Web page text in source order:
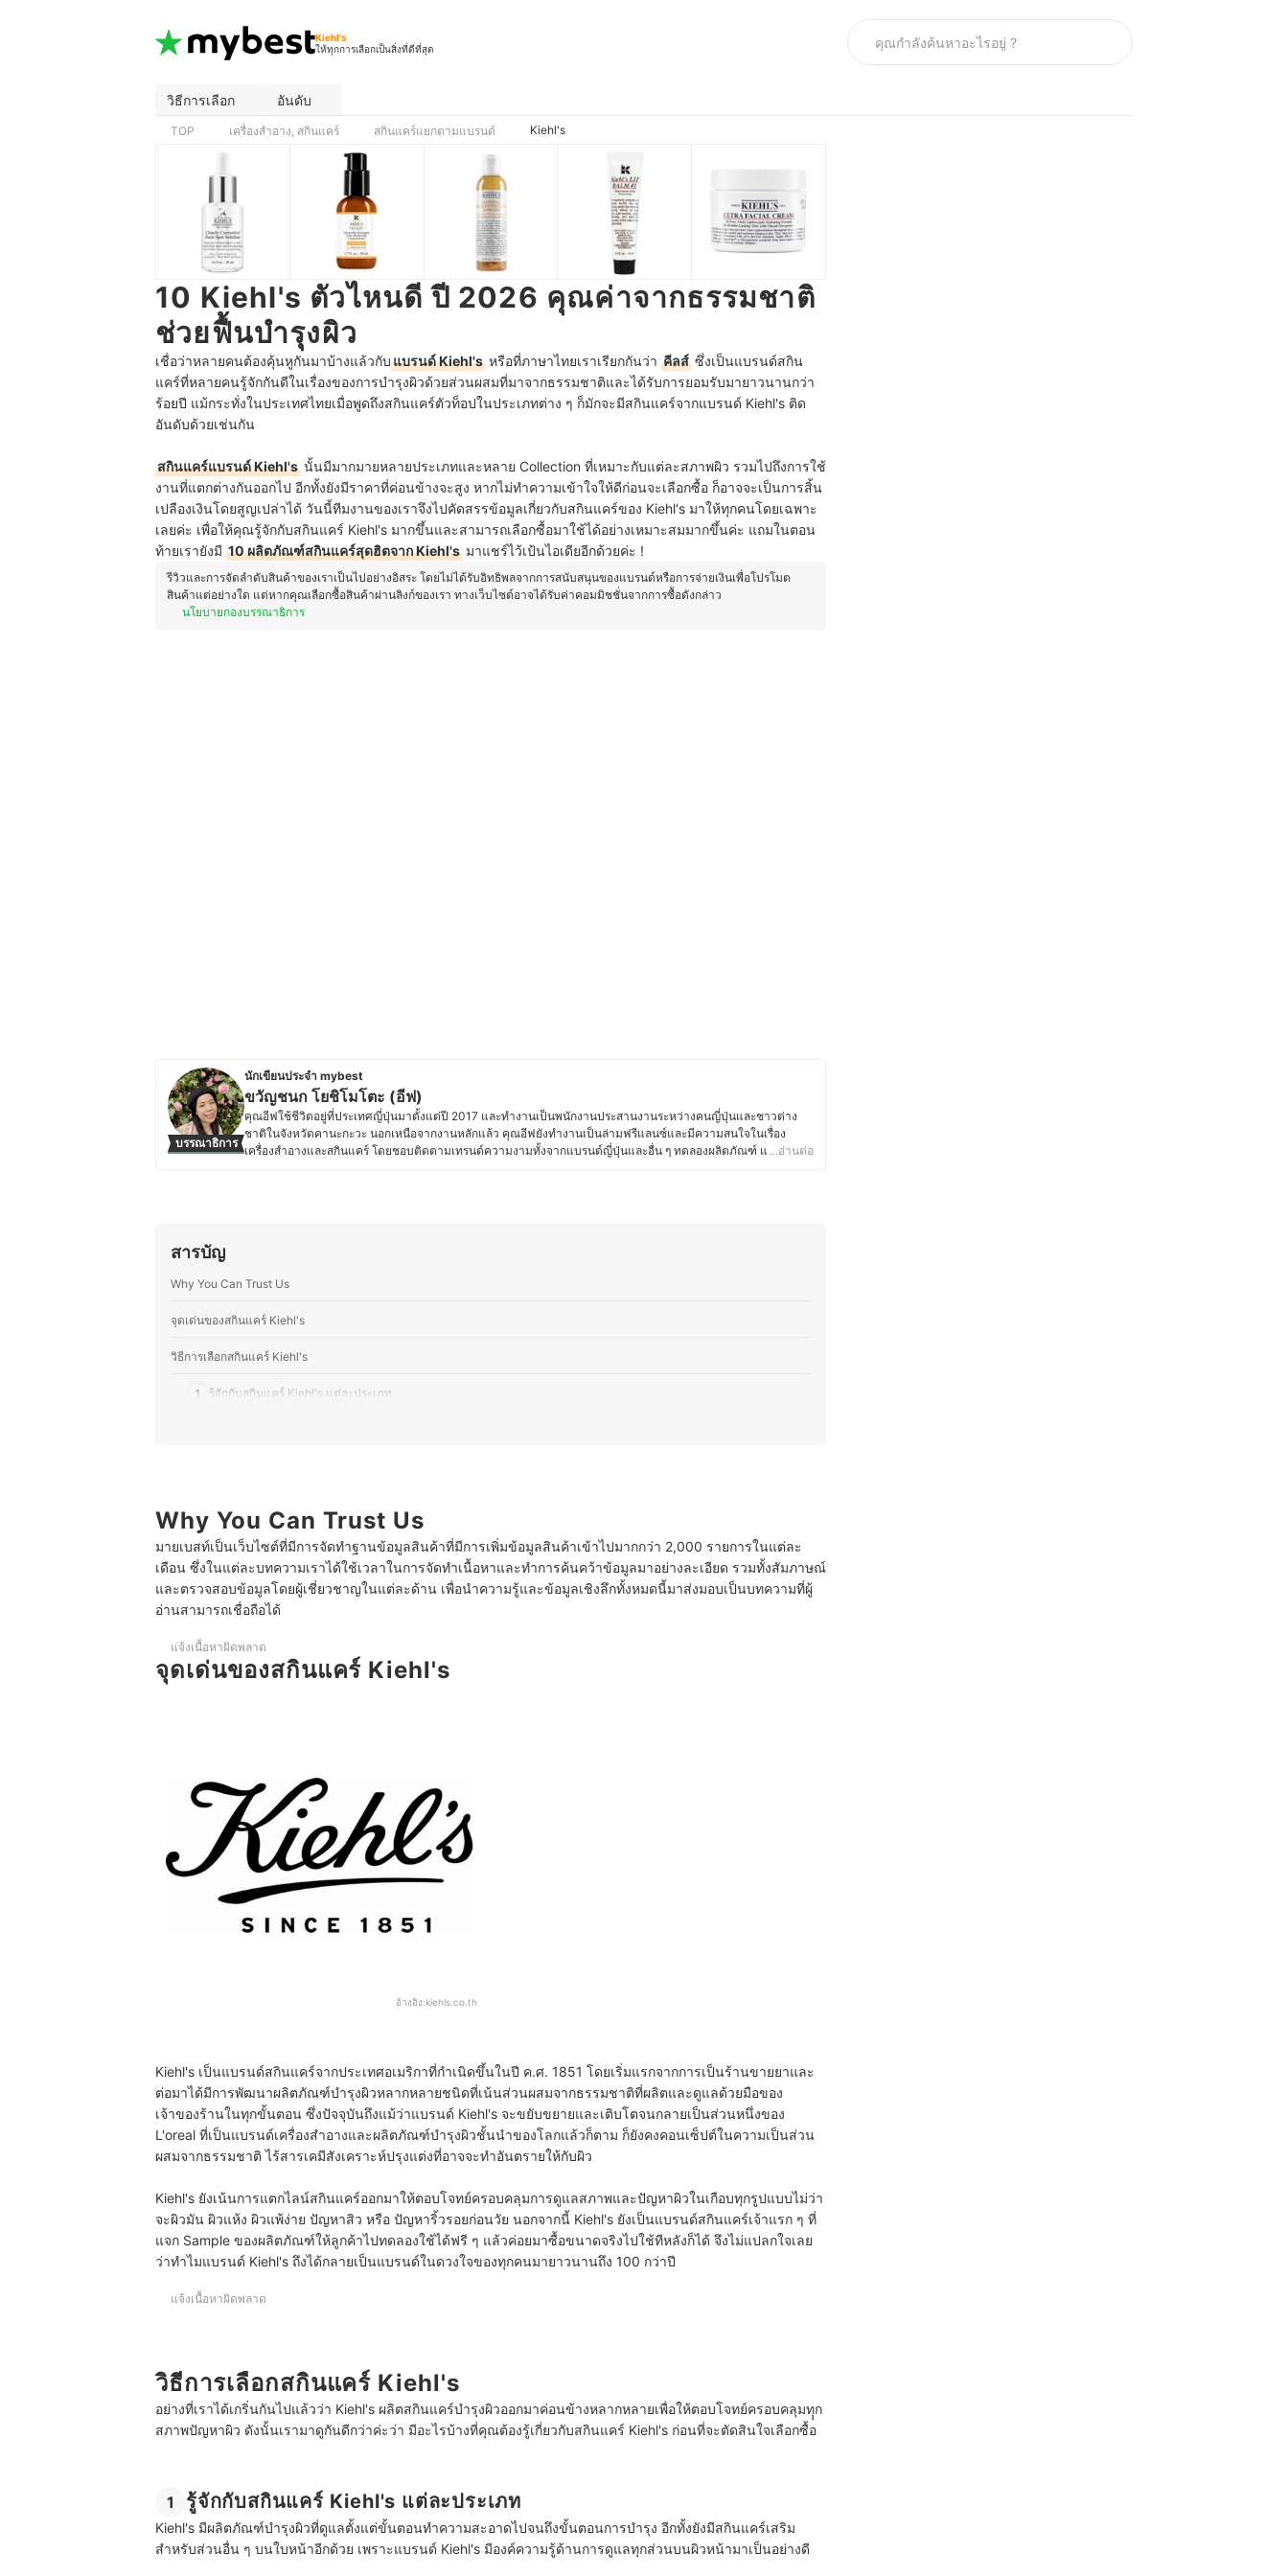
Kiehl's
ให้ทุกการเลือกเป็นสิ่งที่ดีที่สุด
วิธีการเลือก อันดับ
TOP เครื่องสำอาง, สกินแคร์ สกินแคร์แยกตามแบรนด์ Kiehl's
10 Kiehl's ตัวไหนดี ปี 2026 คุณค่าจากธรรมชาติ
ช่วยฟื้นบำรุงผิว
เชื่อว่าหลายคนต้องคุ้นหูกันมาบ้างแล้วกับแบรนด์ Kiehl's หรือที่ภาษาไทยเราเรียกกันว่า คีลส์ ซึ่งเป็นแบรนด์สกิน
แคร์ที่หลายคนรู้จักกันดีในเรื่องของการบำรุงผิวด้วยส่วนผสมที่มาจากธรรมชาติและได้รับการยอมรับมายาวนานกว่า
ร้อยปี แม้กระทั่งในประเทศไทยเมื่อพูดถึงสกินแคร์ตัวท็อปในประเภทต่าง ๆ ก็มักจะมีสกินแคร์จากแบรนด์ Kiehl's ติด
อันดับด้วยเช่นกัน
สกินแคร์แบรนด์ Kiehl's นั้นมีมากมายหลายประเภทและหลาย Collection ที่เหมาะกับแต่ละสภาพผิว รวมไปถึงการใช้
งานที่แตกต่างกันออกไป อีกทั้งยังมีราคาที่ค่อนข้างจะสูง หากไม่ทำความเข้าใจให้ดีก่อนจะเลือกซื้อ ก็อาจจะเป็นการสิ้น
เปลืองเงินโดยสูญเปล่าได้ วันนี้ทีมงานของเราจึงไปคัดสรรข้อมูลเกี่ยวกับสกินแคร์ของ Kiehl's มาให้ทุกคนโดยเฉพาะ
เลยค่ะ เพื่อให้คุณรู้จักกับสกินแคร์ Kiehl's มากขึ้นและสามารถเลือกซื้อมาใช้ได้อย่างเหมาะสมมากขึ้นค่ะ แถมในตอน
ท้ายเรายังมี 10 ผลิตภัณฑ์สกินแคร์สุดฮิตจาก Kiehl's มาแชร์ไว้เป้นไอเดียอีกด้วยค่ะ !
รีวิวและการจัดลำดับสินค้าของเราเป็นไปอย่างอิสระ โดยไม่ได้รับอิทธิพลจากการสนับสนุนของแบรนด์หรือการจ่ายเงินเพื่อโปรโมต
สินค้าแต่อย่างใด แต่หากคุณเลือกซื้อสินค้าผ่านลิงก์ของเรา ทางเว็บไซต์อาจได้รับค่าคอมมิชชั่นจากการซื้อดังกล่าว
นโยบายกองบรรณาธิการ
บรรณาธิการ
นักเขียนประจำ mybest
ขวัญชนก โยชิโมโตะ (อีฟ)
คุณอีฟใช้ชีวิตอยู่ที่ประเทศญี่ปุ่นมาตั้งแต่ปี 2017 และทำงานเป็นพนักงานประสานงานระหว่างคนญี่ปุ่นและชาวต่าง
ชาติในจังหวัดคานะกะวะ นอกเหนือจากงานหลักแล้ว คุณอีฟยังทำงานเป็นล่ามฟรีแลนซ์และมีความสนใจในเรื่อง
เครื่องสำอางและสกินแคร์ โดยชอบติดตามเทรนด์ความงามทั้งจากแบรนด์ญี่ปุ่นและอื่น ๆ ทดลองผลิตภัณฑ์ และอ่าน
ประวัติของ ขวัญชนก โยชิโมโตะ (อีฟ)
…อ่านต่อ
สารบัญ
Why You Can Trust Us
จุดเด่นของสกินแคร์ Kiehl's
วิธีการเลือกสกินแคร์ Kiehl's
1 รู้จักกับสกินแคร์ Kiehl's แต่ละประเภท
10 Kiehl's ตัวไหนดี คุณค่าจากธรรมชาติ ช่วยฟื้นบำรุงผิว
Why You Can Trust Us
มายเบสท์เป็นเว็บไซต์ที่มีการจัดทำฐานข้อมูลสินค้าที่มีการเพิ่มข้อมูลสินค้าเข้าไปมากกว่า 2,000 รายการในแต่ละ
เดือน ซึ่งในแต่ละบทความเราได้ใช้เวลาในการจัดทำเนื้อหาและทำการค้นคว้าข้อมูลมาอย่างละเอียด รวมทั้งสัมภาษณ์
และตรวจสอบข้อมูลโดยผู้เชี่ยวชาญในแต่ละด้าน เพื่อนำความรู้และข้อมูลเชิงลึกทั้งหมดนี้มาส่งมอบเป็นบทความที่ผู้
อ่านสามารถเชื่อถือได้
แจ้งเนื้อหาผิดพลาด
จุดเด่นของสกินแคร์ Kiehl's
อ้างอิง:kiehls.co.th
Kiehl's เป็นแบรนด์สกินแคร์จากประเทศอเมริกาที่กำเนิดขึ้นในปี ค.ศ. 1851 โดยเริ่มแรกจากการเป็นร้านขายยาและ
ต่อมาได้มีการพัฒนาผลิตภัณฑ์บำรุงผิวหลากหลายชนิดที่เน้นส่วนผสมจากธรรมชาติที่ผลิตและดูแลด้วยมือของ
เจ้าของร้านในทุกขั้นตอน ซึ่งปัจจุบันถึงแม้ว่าแบรนด์ Kiehl's จะขยับขยายและเติบโตจนกลายเป็นส่วนหนึ่งของ
L'oreal ที่เป็นแบรนด์เครื่องสำอางและผลิตภัณฑ์บำรุงผิวชั้นนำของโลกแล้วก็ตาม ก็ยังคงคอนเซ็ปต์ในความเป็นส่วน
ผสมจากธรรมชาติ ไร้สารเคมีสังเคราะห์ปรุงแต่งที่อาจจะทำอันตรายให้กับผิว
Kiehl's ยังเน้นการแตกไลน์สกินแคร์ออกมาให้ตอบโจทย์ครอบคลุมการดูแลสภาพและปัญหาผิวในเกือบทุกรูปแบบไม่ว่า
จะผิวมัน ผิวแห้ง ผิวแพ้ง่าย ปัญหาสิว หรือ ปัญหาริ้วรอยก่อนวัย นอกจากนี้ Kiehl's ยังเป็นแบรนด์สกินแคร์เจ้าแรก ๆ ที่
แจก Sample ของผลิตภัณฑ์ให้ลูกค้าไปทดลองใช้ได้ฟรี ๆ แล้วค่อยมาซื้อขนาดจริงไปใช้ทีหลังก็ได้ จึงไม่แปลกใจเลย
ว่าทำไมแบรนด์ Kiehl's ถึงได้กลายเป็นแบรนด์ในดวงใจของทุกคนมายาวนานถึง 100 กว่าปี
แจ้งเนื้อหาผิดพลาด
วิธีการเลือกสกินแคร์ Kiehl's
อย่างที่เราได้เกริ่นกันไปแล้วว่า Kiehl's ผลิตสกินแคร์บำรุงผิวออกมาค่อนข้างหลากหลายเพื่อให้ตอบโจทย์ครอบคลุมทุุก
สภาพปัญหาผิว ดังนั้นเรามาดูกันดีกว่าค่ะว่า มีอะไรบ้างที่คุณต้องรู้เกี่ยวกับสกินแคร์ Kiehl's ก่อนที่จะตัดสินใจเลือกซื้อ
1 รู้จักกับสกินแคร์ Kiehl's แต่ละประเภท
Kiehl's มีผลิตภัณฑ์บำรุงผิวที่ดูแลตั้งแต่ขั้นตอนทำความสะอาดไปจนถึงขั้นตอนการบำรุง อีกทั้งยังมีสกินแคร์เสริม
สำหรับส่วนอื่น ๆ บนใบหน้าอีกด้วย เพราะแบรนด์ Kiehl's มีองค์ความรู้ด้านการดูแลทุกส่วนบนผิวหน้ามาเป็นอย่างดี